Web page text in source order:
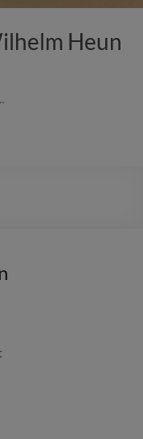
Heun